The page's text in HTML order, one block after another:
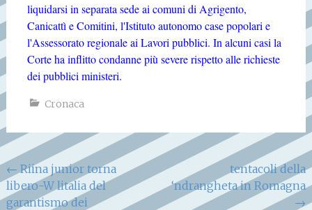
liquidarsi in separata sede ai comuni di Agrigento,
Canicattì e Comitini, l'Istituto autonomo case popolari e
l'Assessorato regionale ai Lavori pubblici. In alcuni casi la
Corte ha inflitto condanne più severe rispetto alle richieste
dei pubblici ministeri.
Cronaca
Navigazione
articoli
← Riina junior torna
libero-W litalia del
garantismo dei
tentacoli della
‘ndrangheta in Romagna
→